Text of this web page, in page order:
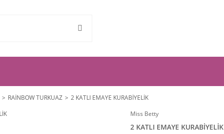
RAİNBOW TURKUAZ
2 KATLI EMAYE KURABİYELİK
Miss Betty
2 KATLI EMAYE KURABİYELİK